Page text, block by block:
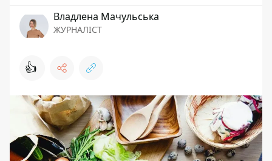
Владлена Мачульська
ЖУРНАЛІСТ
👍